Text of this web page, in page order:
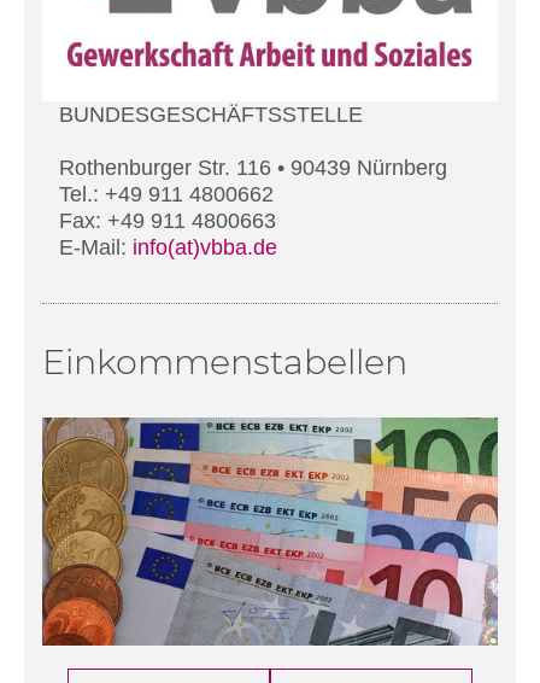
BUNDESGESCHÄFTSSTELLE
Rothenburger Str. 116 • 90439 Nürnberg
Tel.: +49 911 4800662
Fax: +49 911 4800663
E-Mail: info(at)vbba.de
Einkommenstabellen